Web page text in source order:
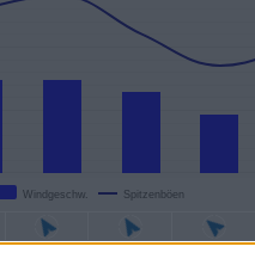
Windgeschw. Spitzenböen